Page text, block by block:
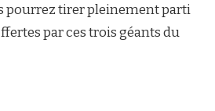
pourrez tirer pleinement parti
par ces trois géants du